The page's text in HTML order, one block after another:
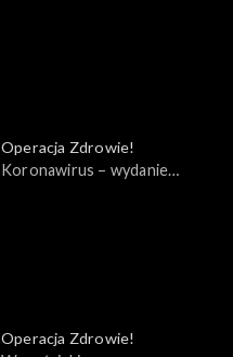
Operacja Zdrowie!
Koronawirus – wydanie
Operacja Zdrowie!